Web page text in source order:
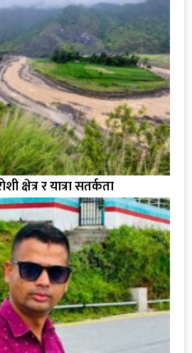
क्षेत्र र यात्रा सतर्कता